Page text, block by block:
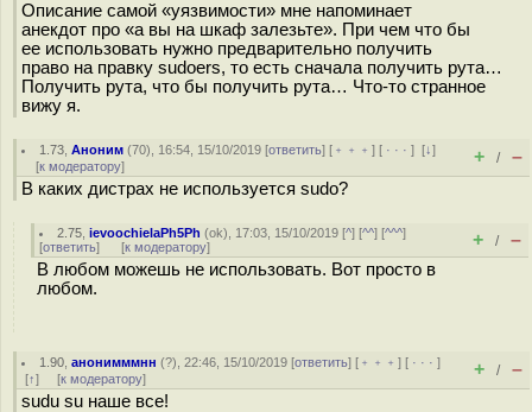
Описание самой «уязвимости» мне напоминает
анекдот про «а вы на шкаф залезьте». При чем что бы
ее использовать нужно предварительно получить
право на правку sudoers, то есть сначала получить рута…
Получить рута, что бы получить рута… Что-то странное
вижу я.
1.73 ,Аноним (70), 16:54, 15/10/2019 [ответить] [ ﹢﹢﹢] [ · · ·][↓]
[к модератору] + / –
В каких дистрах не используется sudo?
2.75 ,ievoochielaPh5Ph (ok), 17:03, 15/10/2019 [^] [^^] [^^^]
[ответить] [к модератору] + / –
В любом можешь не использовать. Вот просто в
любом.
1.90 ,анонимммнн (?), 22:46, 15/10/2019 [ответить] [ ﹢﹢﹢] [ · · ·]
[↑] [к модератору] + / –
sudu su наше все!